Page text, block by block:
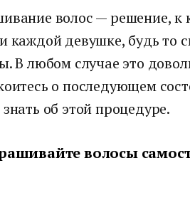
волос — решение, к
каждой девушке, будь то
В любом случае это
о последующем
об этой процедуре.
волосы